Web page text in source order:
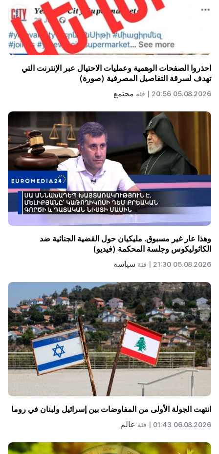
احذروا الصفحات الوهمية وعمليات الاحتيال عبر الإنترنت التي
تهدف لسرقة التفاصيل المصرفية (صورة)
05.08.2026 20:56 | فئة مجتمع
وهذا عار غير مسبوق. مليكيان حول القضية الجنائية ضد
الكاثوليكوس وجلسة المحكمة (فيديو)
05.08.2026 21:30 | فئة سياسة
انتهت الجولة الأولى من المفاوضات بين إسرائيل ولبنان في روما
06.08.2026 01:43 | فئة عالم